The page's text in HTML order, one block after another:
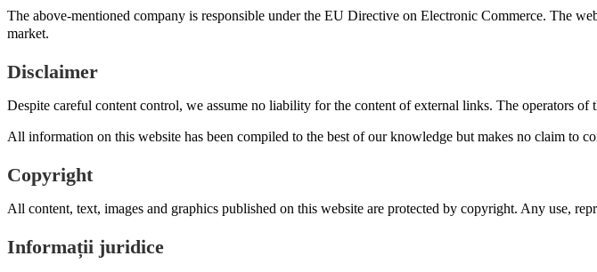
The above-mentioned company is responsible under the EU Directive on Electronic Commerce. The
market.
Disclaimer
Despite careful content control, we assume no liability for the content of external links. The operators of
All information on this website has been compiled to the best of our knowledge but makes no claim to
Copyright
All content, text, images and graphics published on this website are protected by copyright. Any use,
Informații juridice